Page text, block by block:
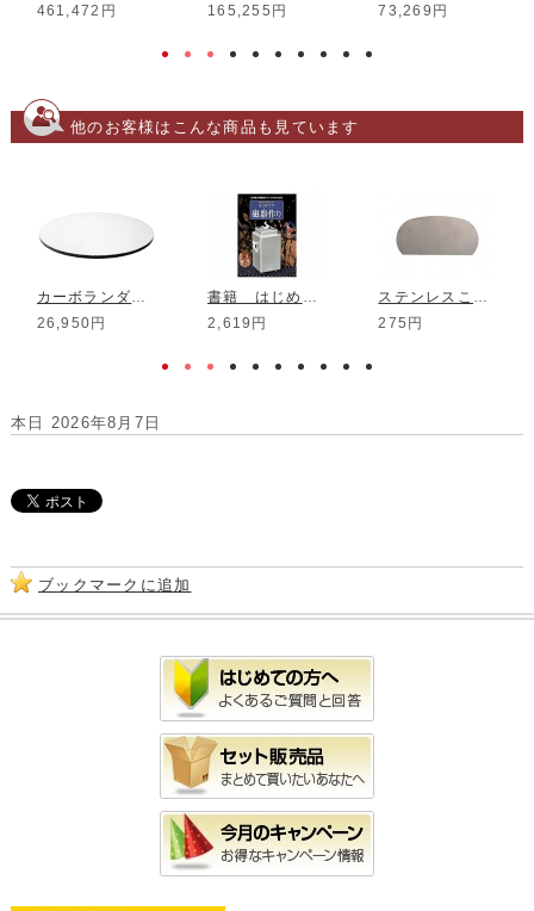
461,472円
165,255円
73,269円
他のお客様はこんな商品も見ています
カーボランダム棚板 φ530*10mm 2枚組
26,950円
書籍 はじめての磁器作り
2,619円
ステンレスこて
275円
本日 2026年8月7日
ブックマークに追加